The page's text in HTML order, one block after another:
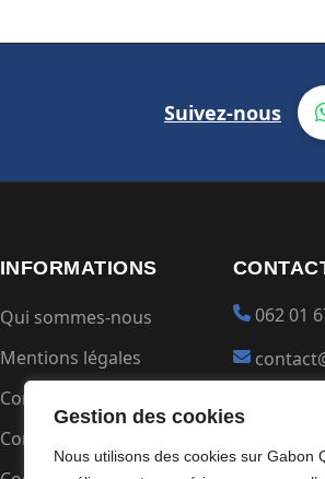
Gestion des cookies
Nous utilisons des cookies sur Gabon
Suivez-nous
INFORMATIONS
Qui sommes-nous
Mentions légales
Conditions générales
Confidentialité
062 01